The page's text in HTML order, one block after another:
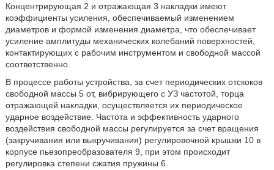
Концентрирующая 2 и отражающая 3 накладки имеют
коэффициенты усиления, обеспечиваемый изменением
диаметров и формой изменения диаметра, что обеспечивает
усиление амплитуды механических колебаний поверхностей,
контактирующих с рабочим инструментом и свободной массой
соответственно.
В процессе работы устройства, за счет периодических отскоков
свободной массы 5 от, вибрирующего с УЗ частотой, торца
отражающей накладки, осуществляется их периодическое
ударное воздействие. Частота и эффективность ударного
воздействия свободной массы регулируется за счет вращения
(закручивания или выкручивания) регулировочной крышки 10 в
корпусе пьезопреобразователя 9, при этом происходит
регулировка степени сжатия пружины 6.